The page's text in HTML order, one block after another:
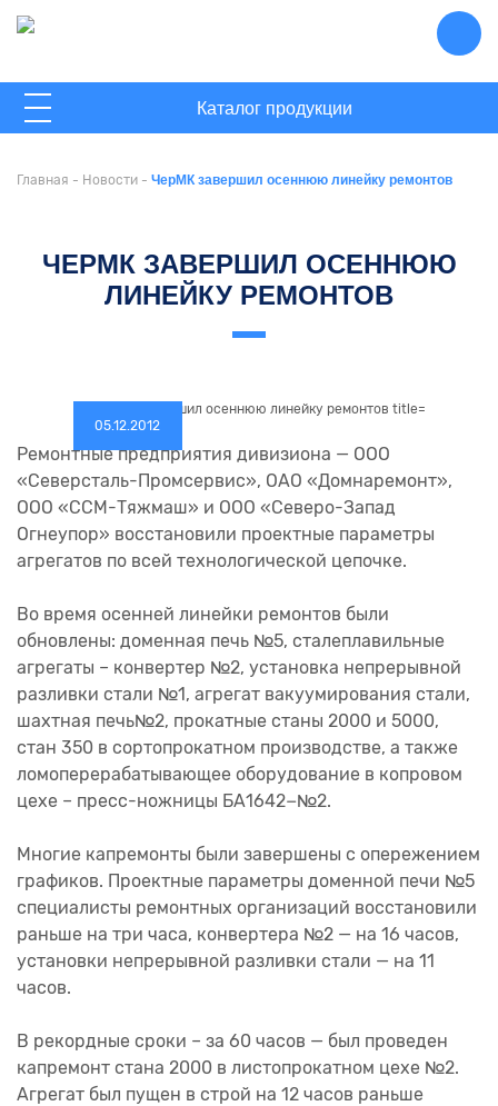
ГЛАВНАЯ
Каталог продукции
Главная - Новости - ЧерМК завершил осеннюю линейку ремонтов
ЧЕРМК ЗАВЕРШИЛ ОСЕННЮЮ
ЛИНЕЙКУ РЕМОНТОВ
05.12.2012
Ремонтные предприятия дивизиона — ООО
«Северсталь-Промсервис», ОАО «Домнаремонт»,
ООО «ССМ-Тяжмаш» и ООО «Северо-Запад
Огнеупор» восстановили проектные параметры
агрегатов по всей технологической цепочке.
Во время осенней линейки ремонтов были
обновлены: доменная печь №5, сталеплавильные
агрегаты – конвертер №2, установка непрерывной
разливки стали №1, агрегат вакуумирования стали,
шахтная печь№2, прокатные станы 2000 и 5000,
стан 350 в сортопрокатном производстве, а также
ломоперерабатывающее оборудование в копровом
цехе – пресс-ножницы БА1642−№2.
Многие капремонты были завершены с опережением
графиков. Проектные параметры доменной печи №5
специалисты ремонтных организаций восстановили
раньше на три часа, конвертера №2 — на 16 часов,
установки непрерывной разливки стали — на 11
часов.
В рекордные сроки – за 60 часов — был проведен
капремонт стана 2000 в листопрокатном цехе №2.
Агрегат был пущен в строй на 12 часов раньше